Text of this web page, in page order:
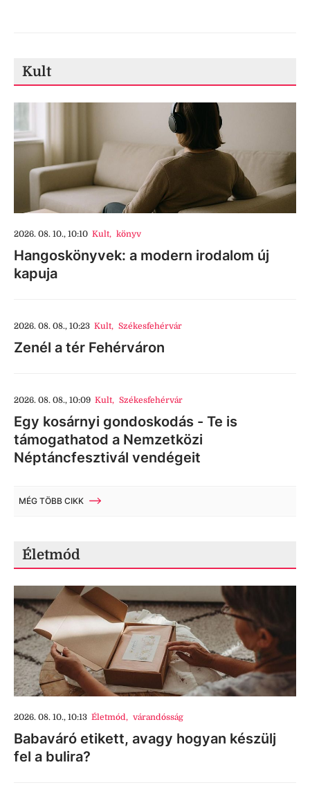
Kult
2026. 08. 10., 10:10 Kult, könyv
Hangoskönyvek: a modern irodalom új
kapuja
2026. 08. 08., 10:23 Kult, Székesfehérvár
Zenél a tér Fehérváron
2026. 08. 08., 10:09 Kult, Székesfehérvár
Egy kosárnyi gondoskodás - Te is
támogathatod a Nemzetközi
Néptáncfesztivál vendégeit
MÉG TÖBB CIKK
Életmód
2026. 08. 10., 10:13 Életmód, várandósság
Babaváró etikett, avagy hogyan készülj
fel a bulira?